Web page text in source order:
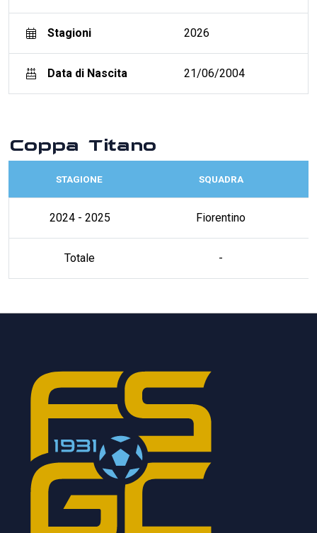
Stagioni 2026
Data di Nascita 21/06/2004
Coppa Titano
STAGIONE SQUADRA
2024 - 2025 Fiorentino
Totale -